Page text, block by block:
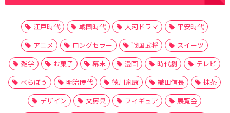
江戸時代 戦国時代 大河ドラマ
平安時代
アニメ
ロングセラー 戦国武将
スイーツ
雑学
お菓子 幕末 漫画 時代劇
テレビ
べらぼう
明治時代 徳川家康 織田信長
抹茶
デザイン
文房具 フィギュア
展覧会